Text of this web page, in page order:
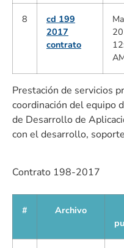
8
cd 199
2017
contrato
Prestación de servicios
coordinación del equipo
de Desarrollo de
con el desarrollo,
Contrato 198-2017
# Archivo